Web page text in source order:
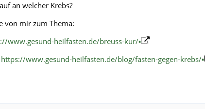
an welcher Krebs?
von mir zum Thema:
www.gesund-heilfasten.de/breuss-kur/▪
https://www.gesund-heilfasten.de/blog/fasten-gegen-krebs/▪